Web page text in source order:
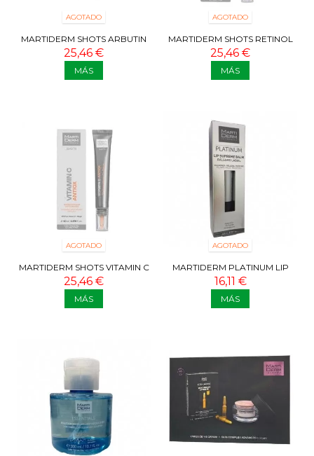
AGOTADO
MARTIDERM SHOTS ARBUTIN
DARK SPOTS 20 ML
25,46 €
MÁS
AGOTADO
MARTIDERM SHOTS RETINOL
RENEW 20 ML
25,46 €
MÁS
AGOTADO
MARTIDERM SHOTS VITAMIN C
ANTIOX 20 ML
25,46 €
MÁS
AGOTADO
MARTIDERM PLATINUM LIP
SUPREME BALM 4,5ML
16,11 €
MÁS